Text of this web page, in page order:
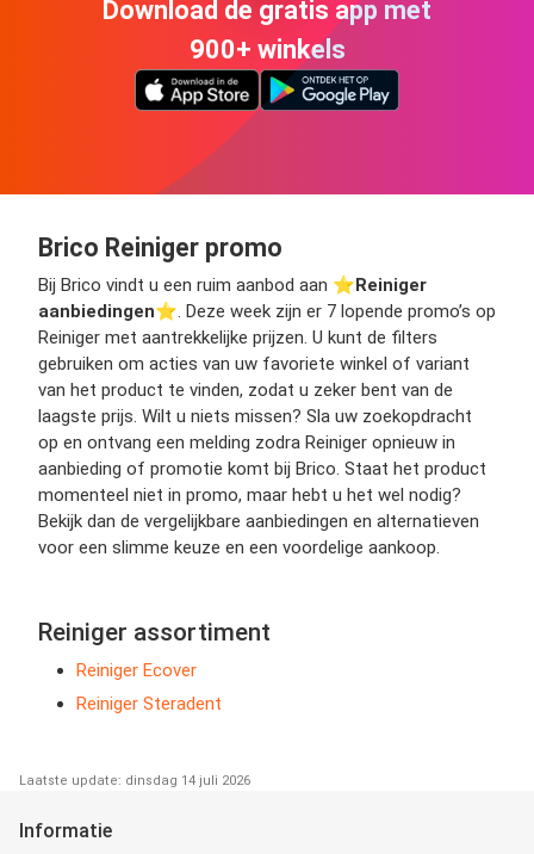
Download de gratis app met
900+ winkels
Brico Reiniger promo
Bij Brico vindt u een ruim aanbod aan ⭐️Reiniger
aanbiedingen⭐️. Deze week zijn er 7 lopende promo’s op
Reiniger met aantrekkelijke prijzen. U kunt de filters
gebruiken om acties van uw favoriete winkel of variant
van het product te vinden, zodat u zeker bent van de
laagste prijs. Wilt u niets missen? Sla uw zoekopdracht
op en ontvang een melding zodra Reiniger opnieuw in
aanbieding of promotie komt bij Brico. Staat het product
momenteel niet in promo, maar hebt u het wel nodig?
Bekijk dan de vergelijkbare aanbiedingen en alternatieven
voor een slimme keuze en een voordelige aankoop.
Reiniger assortiment
Reiniger Ecover
Reiniger Steradent
Laatste update: dinsdag 14 juli 2026
Informatie